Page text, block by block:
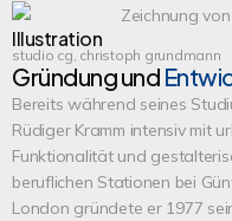
Illustration
studio cg, christoph grundmann
Gründung und
Bereits während seines
Rüdiger Kramm intensiv mit
Funktionalität und
beruflichen Stationen bei
London gründete er 1977